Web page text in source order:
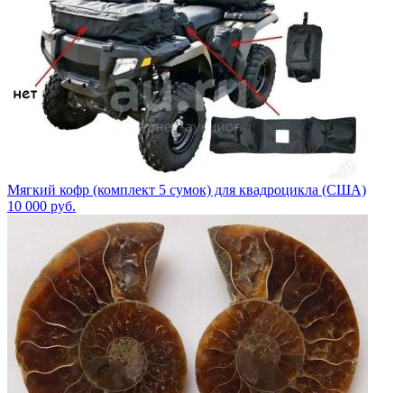
Мягкий кофр (комплект 5 сумок) для квадроцикла (США)
10 000 руб.